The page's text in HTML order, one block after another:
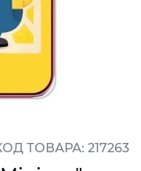
ТОВАРА: 217263